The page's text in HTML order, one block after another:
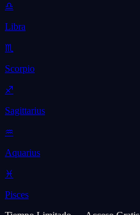
♎
Libra
♏
Scorpio
♐
Sagittarius
♒
Aquarius
♓
Pisces